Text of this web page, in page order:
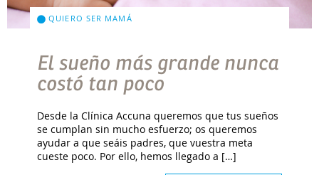
QUIERO SER MAMÁ
El sueño más grande nunca
costó tan poco
Desde la Clínica Accuna queremos que tus sueños
se cumplan sin mucho esfuerzo; os queremos
ayudar a que seáis padres, que vuestra meta
cueste poco. Por ello, hemos llegado a […]